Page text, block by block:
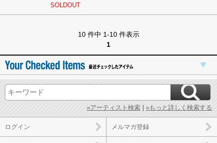
SOLDOUT
10 件中 1-10 件表示
1
»アーティスト検索 | »もっと詳しく検索する
ログイン メルマガ登録